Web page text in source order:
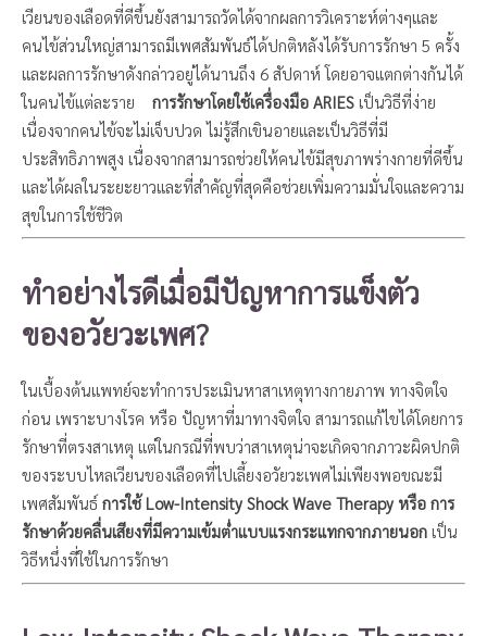
เวียนของเลือดที่ดีขึ้นยังสามารถวัดได้จากผลการวิเคราะห์ต่างๆและ
คนไข้ส่วนใหญ่สามารถมีเพศสัมพันธ์ได้ปกติหลังได้รับการรักษา 5 ครั้ง
และผลการรักษาดังกล่าวอยู่ได้นานถึง 6 สัปดาห์ โดยอาจแตกต่างกันได้
ในคนไข้แต่ละราย
การรักษาโดยใช้เครื่องมือ ARIES เป็นวิธีที่ง่าย
เนื่องจากคนไข้จะไม่เจ็บปวด ไม่รู้สึกเขินอายและเป็นวิธีที่มี
ประสิทธิภาพสูง เนื่องจากสามารถช่วยให้คนไข้มีสุขภาพร่างกายที่ดีขึ้น
และได้ผลในระยะยาวและที่สำคัญที่สุดคือช่วยเพิ่มความมั่นใจและความ
สุขในการใช้ชีวิต
ทำอย่างไรดีเมื่อมีปัญหาการแข็งตัว
ของอวัยวะเพศ?
ในเบื้องต้นแพทย์จะทำการประเมินหาสาเหตุทางกายภาพ ทางจิตใจ
ก่อน เพราะบางโรค หรือ ปัญหาที่มาทางจิตใจ สามารถแก้ไขได้โดยการ
รักษาที่ตรงสาเหตุ แต่ในกรณีที่พบว่าสาเหตุน่าจะเกิดจากภาวะผิดปกติ
ของระบบไหลเวียนของเลือดที่ไปเลี้ยงอวัยวะเพศไม่เพียงพอขณะมี
เพศสัมพันธ์ การใช้ Low-Intensity Shock Wave Therapy หรือ การ
รักษาด้วยคลื่นเสียงที่มีความเข้มต่ำแบบแรงกระแทกจากภายนอก เป็น
วิธีหนึ่งที่ใช้ในการรักษา